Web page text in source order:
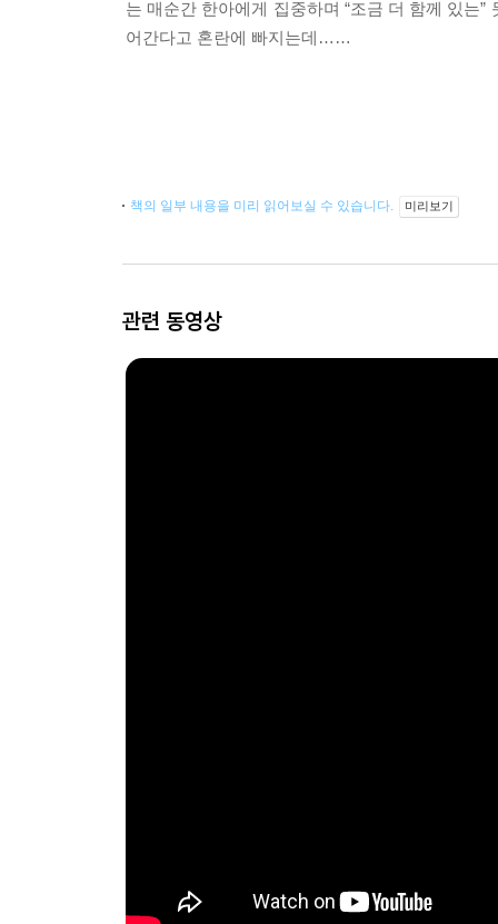
는 매순간 한아에게 집중하며 “조금 더 함께 있는
어간다고 혼란에 빠지는데……
책의 일부 내용을 미리 읽어보실 수 있습니다. 미리보기
관련 동영상